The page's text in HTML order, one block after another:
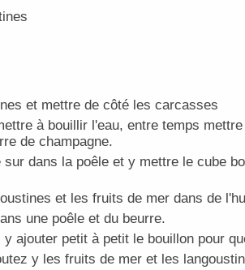
et mettre de côté les carcasses
à bouillir l'eau, entre temps
de champagne.
sur dans la poêle et y mettre le cube
et les fruits de mer dans de
une poêle et du beurre.
ajouter petit à petit le bouillon pour
y les fruits de mer et les